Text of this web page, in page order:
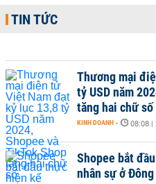
TIN TỨC
Thương mại
tỷ USD năm
tăng hai chữ số
KINH DOANH - 08:08 |
Shopee bắt
nhân sự ở